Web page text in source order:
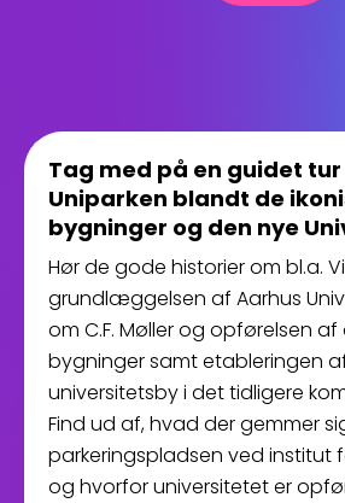
Tag med på en guidet
Uniparken blandt de
bygninger og den nye
Hør de gode historier om bl.a.
grundlæggelsen af Aarhus
om C.F. Møller og opførelsen af
bygninger samt etableringen
universitetsby i det tidligere
Find ud af, hvad der gemmer
parkeringspladsen ved institut
og hvorfor universitetet er